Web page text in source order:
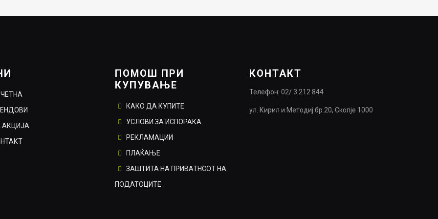
АКЦИЈА
ПОМОШ ПРИ
КУПУВАЊЕ
КАКО ДА КУПИТЕ
УСЛОВИ ЗА ИСПОРАКА
РЕКЛАМАЦИИ
ПЛАЌАЊЕ
ЗАШТИТА НА ПРИВАТНСОТ НА
ПОДАТОЦИТЕ
КОНТАКТ
Телефон: 02/ 3 212 844
ул. Кирил и Методиј бр.20, Скопје 1000